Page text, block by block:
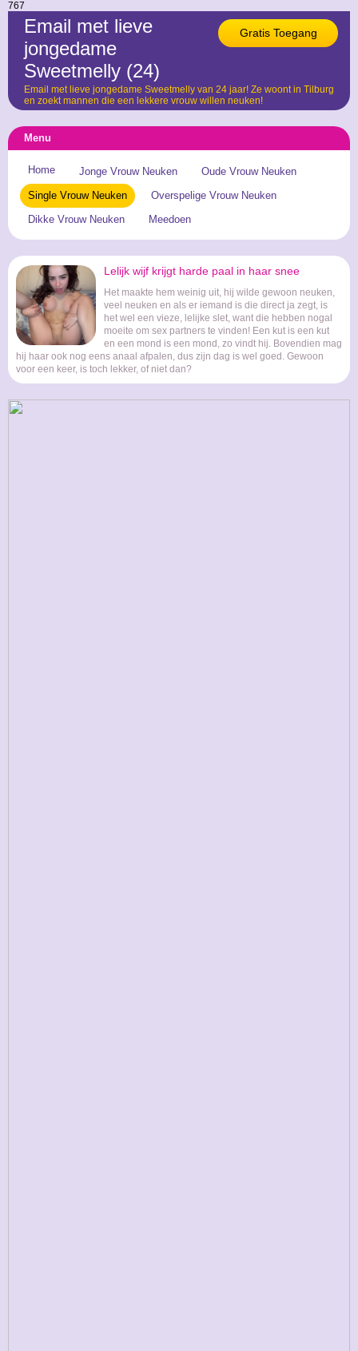
767
Gratis Toegang
Email met lieve
jongedame
Sweetmelly (24)
Email met lieve jongedame Sweetmelly van 24 jaar! Ze woont in Tilburg
en zoekt mannen die een lekkere vrouw willen neuken!
Menu
Home Jonge Vrouw Neuken
Oude Vrouw Neuken
Single Vrouw Neuken
Overspelige Vrouw Neuken
Dikke Vrouw Neuken
Meedoen
Lelijk wijf krijgt harde paal in haar snee
Het maakte hem weinig uit, hij wilde gewoon neuken,
veel neuken en als er iemand is die direct ja zegt, is
het wel een vieze, lelijke slet, want die hebben nogal
moeite om sex partners te vinden! Een kut is een kut
en een mond is een mond, zo vindt hij. Bovendien mag
hij haar ook nog eens anaal afpalen, dus zijn dag is wel goed. Gewoon
voor een keer, is toch lekker, of niet dan?